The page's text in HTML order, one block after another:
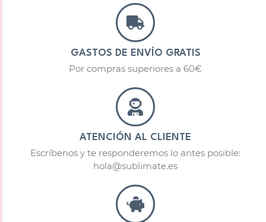
GASTOS DE ENVÍO GRATIS
Por compras superiores a 60€
ATENCIÓN AL CLIENTE
Escríbenos y te responderemos lo antes posible:
hola@sublimate.es